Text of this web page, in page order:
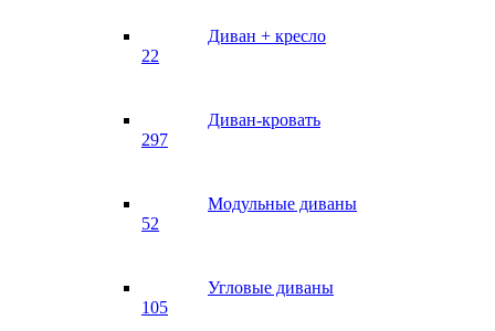
Диван + кресло
22
Диван-кровать
297
Модульные диваны
52
Угловые диваны
105